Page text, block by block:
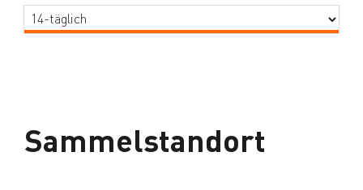
Sammelstandort